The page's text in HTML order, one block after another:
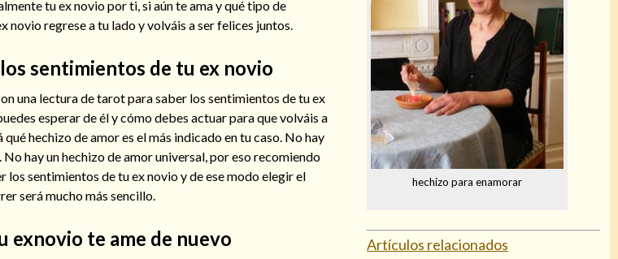
tu ex novio por ti, si aún te ama y qué tipo de
novio regrese a tu lado y volváis a ser felices juntos.
sentimientos de tu ex novio
una lectura de tarot para saber los sentimientos de tu ex
esperar de él y cómo debes actuar para que volváis a
hechizo de amor es el más indicado en tu caso. No hay
hay un hechizo de amor universal, por eso recomiendo
sentimientos de tu ex novio y de ese modo elegir el
será mucho más sencillo.
exnovio te ame de nuevo
hechizo para enamorar
Artículos relacionados